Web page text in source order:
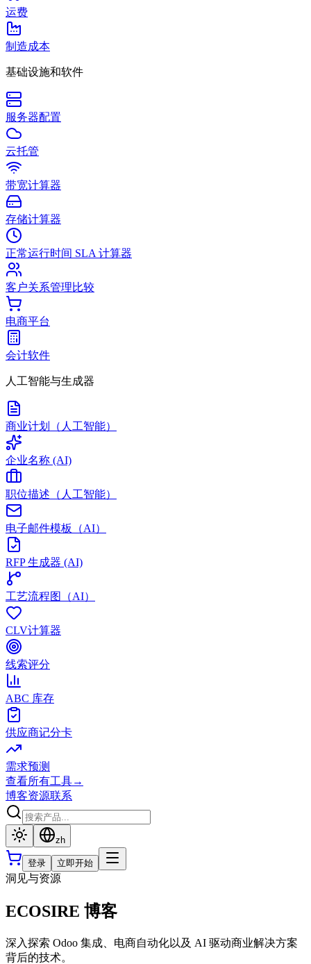
运费
制造成本
基础设施和软件
服务器配置
云托管
带宽计算器
存储计算器
正常运行时间 SLA 计算器
客户关系管理比较
电商平台
会计软件
人工智能与生成器
商业计划（人工智能）
企业名称 (AI)
职位描述（人工智能）
电子邮件模板（AI）
RFP 生成器 (AI)
工艺流程图（AI）
CLV计算器
线索评分
ABC 库存
供应商记分卡
需求预测
查看所有工具→
博客资源联系
zh
登录 立即开始
洞见与资源
ECOSIRE 博客
深入探索 Odoo 集成、电商自动化以及 AI 驱动商业解决方案
背后的技术。